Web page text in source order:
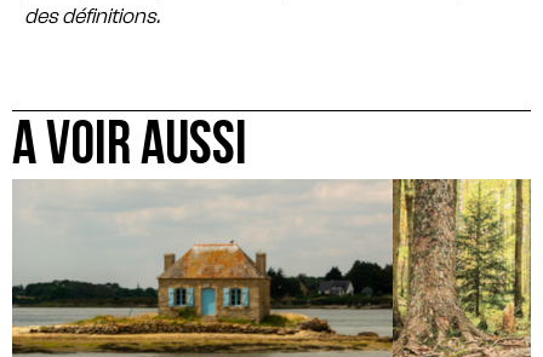
des définitions.
A VOIR AUSSI